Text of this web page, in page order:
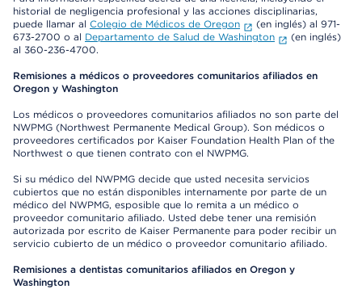
historial de negligencia profesional y las acciones disciplinarias,
puede llamar al Colegio de Médicos de Oregon
(en inglés) al 971-
673-2700 o al Departamento de Salud de Washington
(en inglés)
al 360-236-4700.
Remisiones a médicos o proveedores comunitarios afiliados en
Oregon y Washington
Los médicos o proveedores comunitarios afiliados no son parte del
NWPMG (Northwest Permanente Medical Group). Son médicos o
proveedores certificados por Kaiser Foundation Health Plan of the
Northwest o que tienen contrato con el NWPMG.
Si su médico del NWPMG decide que usted necesita servicios
cubiertos que no están disponibles internamente por parte de un
médico del NWPMG, esposible que lo remita a un médico o
proveedor comunitario afiliado. Usted debe tener una remisión
autorizada por escrito de Kaiser Permanente para poder recibir un
servicio cubierto de un médico o proveedor comunitario afiliado.
Remisiones a dentistas comunitarios afiliados en Oregon y
Washington